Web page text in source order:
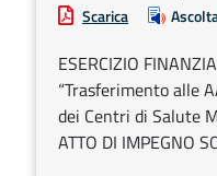
Scarica
ESERCIZIO
“Trasferimento alle
dei Centri di Salute
ATTO DI IMPEGNO